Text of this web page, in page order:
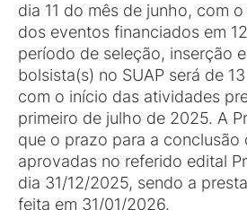
dia 11 do mês de junho, com
dos eventos financiados em
período de seleção, inserção
bolsista(s) no SUAP será de
com o início das atividades
primeiro de julho de 2025. A
que o prazo para a conclusão
aprovadas no referido edital
dia 31/12/2025, sendo a
feita em 31/01/2026.